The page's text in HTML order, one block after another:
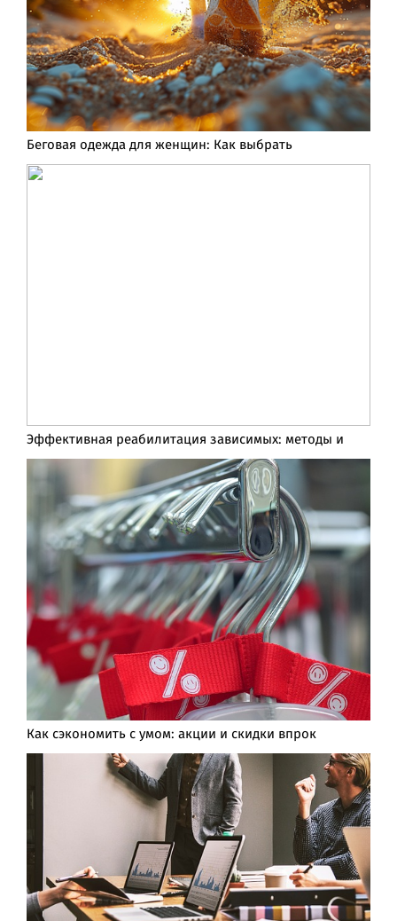
Беговая одежда для женщин: Как выбрать
Эффективная реабилитация зависимых: методы и
Как сэкономить с умом: акции и скидки впрок